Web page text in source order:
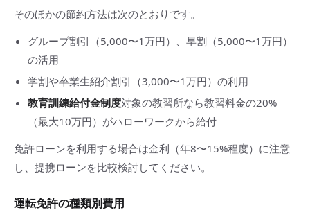
そのほかの節約方法は次のとおりです。
グループ割引（5,000〜1万円）、早割（5,000〜1万円）
の活用
学割や卒業生紹介割引（3,000〜1万円）の利用
教育訓練給付金制度対象の教習所なら教習料金の20%
（最大10万円）がハローワークから給付
免許ローンを利用する場合は金利（年8〜15%程度）に注意
し、提携ローンを比較検討してください。
運転免許の種類別費用